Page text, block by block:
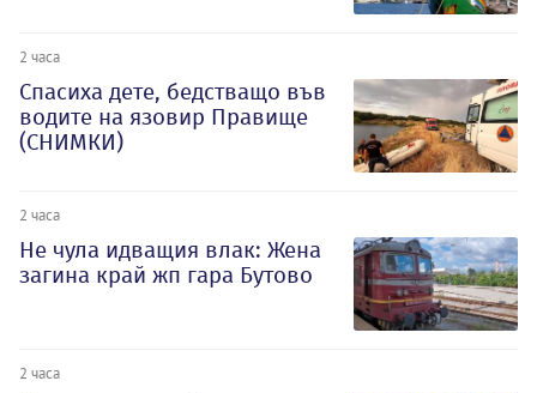
2 часа
Спасиха дете, бедстващо във
водите на язовир Правище
(СНИМКИ)
2 часа
Не чула идващия влак: Жена
загина край жп гара Бутово
2 часа